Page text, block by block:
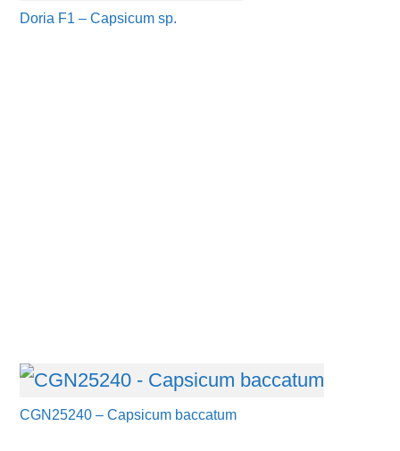
Doria F1 – Capsicum sp.
CGN25240 – Capsicum baccatum